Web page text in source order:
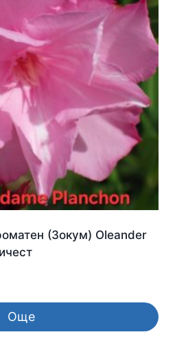
(Зокум) Oleander
Още